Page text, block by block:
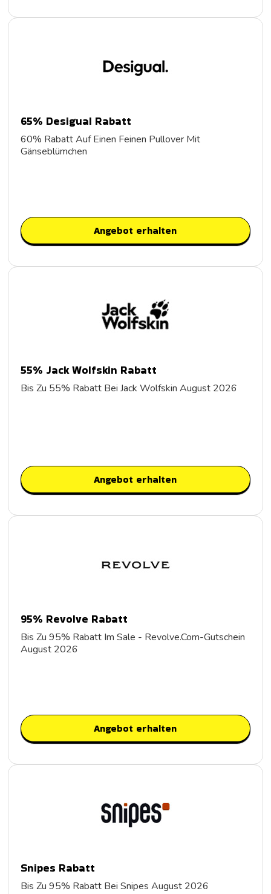
65% Desigual Rabatt
60% Rabatt Auf Einen Feinen Pullover Mit
Gänseblümchen
Angebot erhalten
55% Jack Wolfskin Rabatt
Bis Zu 55% Rabatt Bei Jack Wolfskin August 2026
Angebot erhalten
95% Revolve Rabatt
Bis Zu 95% Rabatt Im Sale - Revolve.Com-Gutschein
August 2026
Angebot erhalten
Snipes Rabatt
Bis Zu 95% Rabatt Bei Snipes August 2026